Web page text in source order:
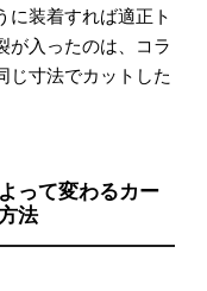
に装着すれば適正ト
が入ったのは、コラ
じ寸法でカットした
って変わるカー
法